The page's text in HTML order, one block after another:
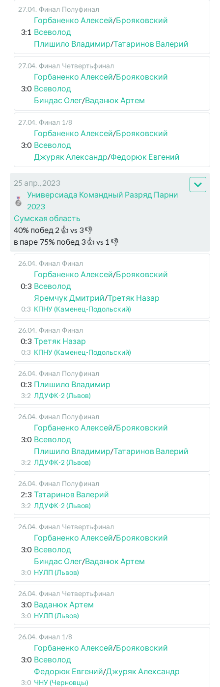
27.04. Финал Полуфинал
3:1
Горбаненко Алексей/Брояковский
Всеволод
Плишило Владимир/Татаринов Валерий
27.04. Финал Четвертьфинал
3:0
Горбаненко Алексей/Брояковский
Всеволод
Биндас Олег/Ваданюк Артем
27.04. Финал 1/8
3:0
Горбаненко Алексей/Брояковский
Всеволод
Джуряк Александр/Федорюк Евгений
25 апр., 2023
Универсиада Командный Разряд Парни
2023
Сумская область
40% побед 2 👍 vs 3👎
в паре 75% побед 3 👍 vs 1 👎
26.04. Финал Финал
0:3
Горбаненко Алексей/Брояковский
Всеволод
Яремчук Дмитрий/Третяк Назар
0:3 КПНУ (Каменец-Подольский)
26.04. Финал Финал
0:3 Третяк Назар
0:3 КПНУ (Каменец-Подольский)
26.04. Финал Полуфинал
0:3 Плишило Владимир
3:2 ЛДУФК-2 (Львов)
26.04. Финал Полуфинал
3:0
Горбаненко Алексей/Брояковский
Всеволод
Плишило Владимир/Татаринов Валерий
3:2 ЛДУФК-2 (Львов)
26.04. Финал Полуфинал
2:3 Татаринов Валерий
3:2 ЛДУФК-2 (Львов)
26.04. Финал Четвертьфинал
3:0
Горбаненко Алексей/Брояковский
Всеволод
Биндас Олег/Ваданюк Артем
3:0 НУЛП (Львов)
26.04. Финал Четвертьфинал
3:0 Ваданюк Артем
3:0 НУЛП (Львов)
26.04. Финал 1/8
3:0
Горбаненко Алексей/Брояковский
Всеволод
Федорюк Евгений/Джуряк Александр
3:0 ЧНУ (Черновцы)